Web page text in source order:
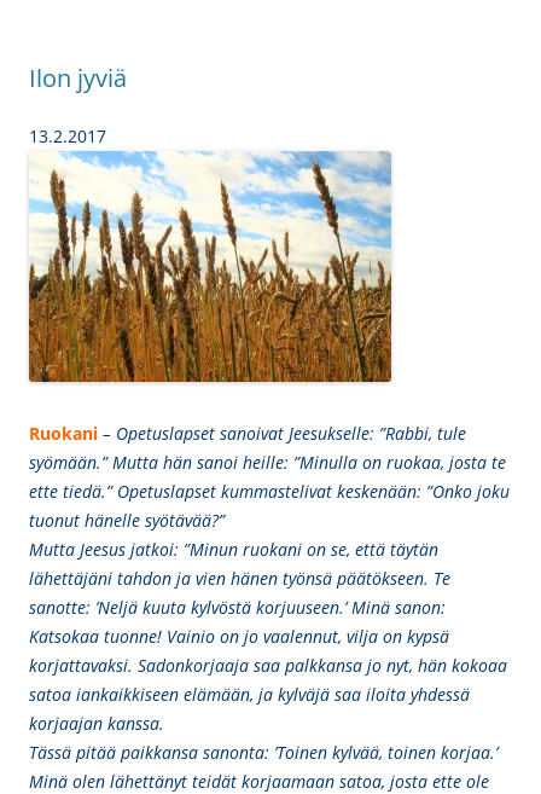
Ilon jyviä
13.2.2017
Ruokani – Opetuslapset sanoivat Jeesukselle: ”Rabbi, tule
syömään.” Mutta hän sanoi heille: ”Minulla on ruokaa, josta te
ette tiedä.” Opetuslapset kummastelivat keskenään: ”Onko joku
tuonut hänelle syötävää?”
Mutta Jeesus jatkoi: ”Minun ruokani on se, että täytän
lähettäjäni tahdon ja vien hänen työnsä päätökseen. Te
sanotte: ’Neljä kuuta kylvöstä korjuuseen.’ Minä sanon:
Katsokaa tuonne! Vainio on jo vaalennut, vilja on kypsä
korjattavaksi. Sadonkorjaaja saa palkkansa jo nyt, hän kokoaa
satoa iankaikkiseen elämään, ja kylväjä saa iloita yhdessä
korjaajan kanssa.
Tässä pitää paikkansa sanonta: ’Toinen kylvää, toinen korjaa.’
Minä olen lähettänyt teidät korjaamaan satoa, josta ette ole